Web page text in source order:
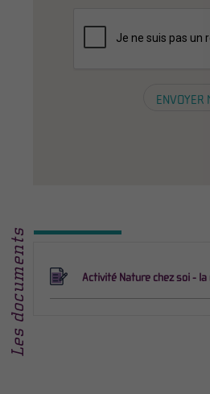
Les documents Activité Nature chez soi - la